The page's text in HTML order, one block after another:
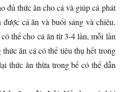
đủ thức ăn cho cá và giúp cá phát
cá ăn và buổi sáng và chiêu.
thể cho cá ăn từ 3-4 lần, mỗi lần
ăn cá có thể tiêu thụ hết trong
thức ăn thừa trong bể có thể dẫn